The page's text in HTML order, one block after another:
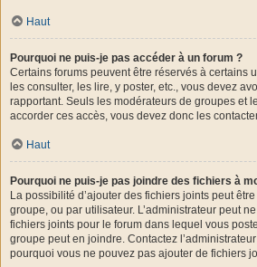
Haut
Pourquoi ne puis-je pas accéder à un forum ?
Certains forums peuvent être réservés à certains
les consulter, les lire, y poster, etc., vous devez
rapportant. Seuls les modérateurs de groupes et
accorder ces accès, vous devez donc les
Haut
Pourquoi ne puis-je pas joindre des fichiers à
La possibilité d’ajouter des fichiers joints peut
groupe, ou par utilisateur. L’administrateur peut
fichiers joints pour le forum dans lequel vous
groupe peut en joindre. Contactez
pourquoi vous ne pouvez pas ajouter de fichiers